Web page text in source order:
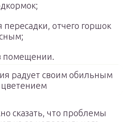
пересадки, отчего горшок
помещении.
радует своим обильным
цветением
сказать, что проблемы